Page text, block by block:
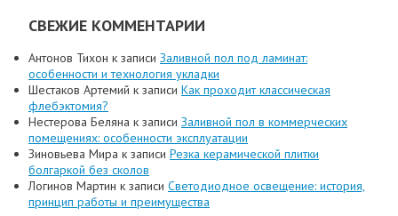
СВЕЖИЕ КОММЕНТАРИИ
Антонов Тихон к записи Заливной пол под ламинат:
особенности и технология укладки
Шестаков Артемий к записи Как проходит классическая
флебэктомия?
Нестерова Беляна к записи Заливной пол в коммерческих
помещениях: особенности эксплуатации
Зиновьева Мира к записи Резка керамической плитки
болгаркой без сколов
Логинов Мартин к записи Светодиодное освещение: история,
принцип работы и преимущества